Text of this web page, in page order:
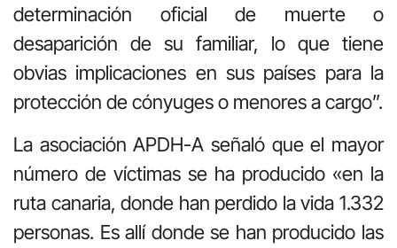
determinación oficial de muerte o
desaparición de su familiar, lo que tiene
obvias implicaciones en sus países para la
protección de cónyuges o menores a cargo”.
La asociación APDH-A señaló que el mayor
número de víctimas se ha producido «en la
ruta canaria, donde han perdido la vida 1.332
personas. Es allí donde se han producido las